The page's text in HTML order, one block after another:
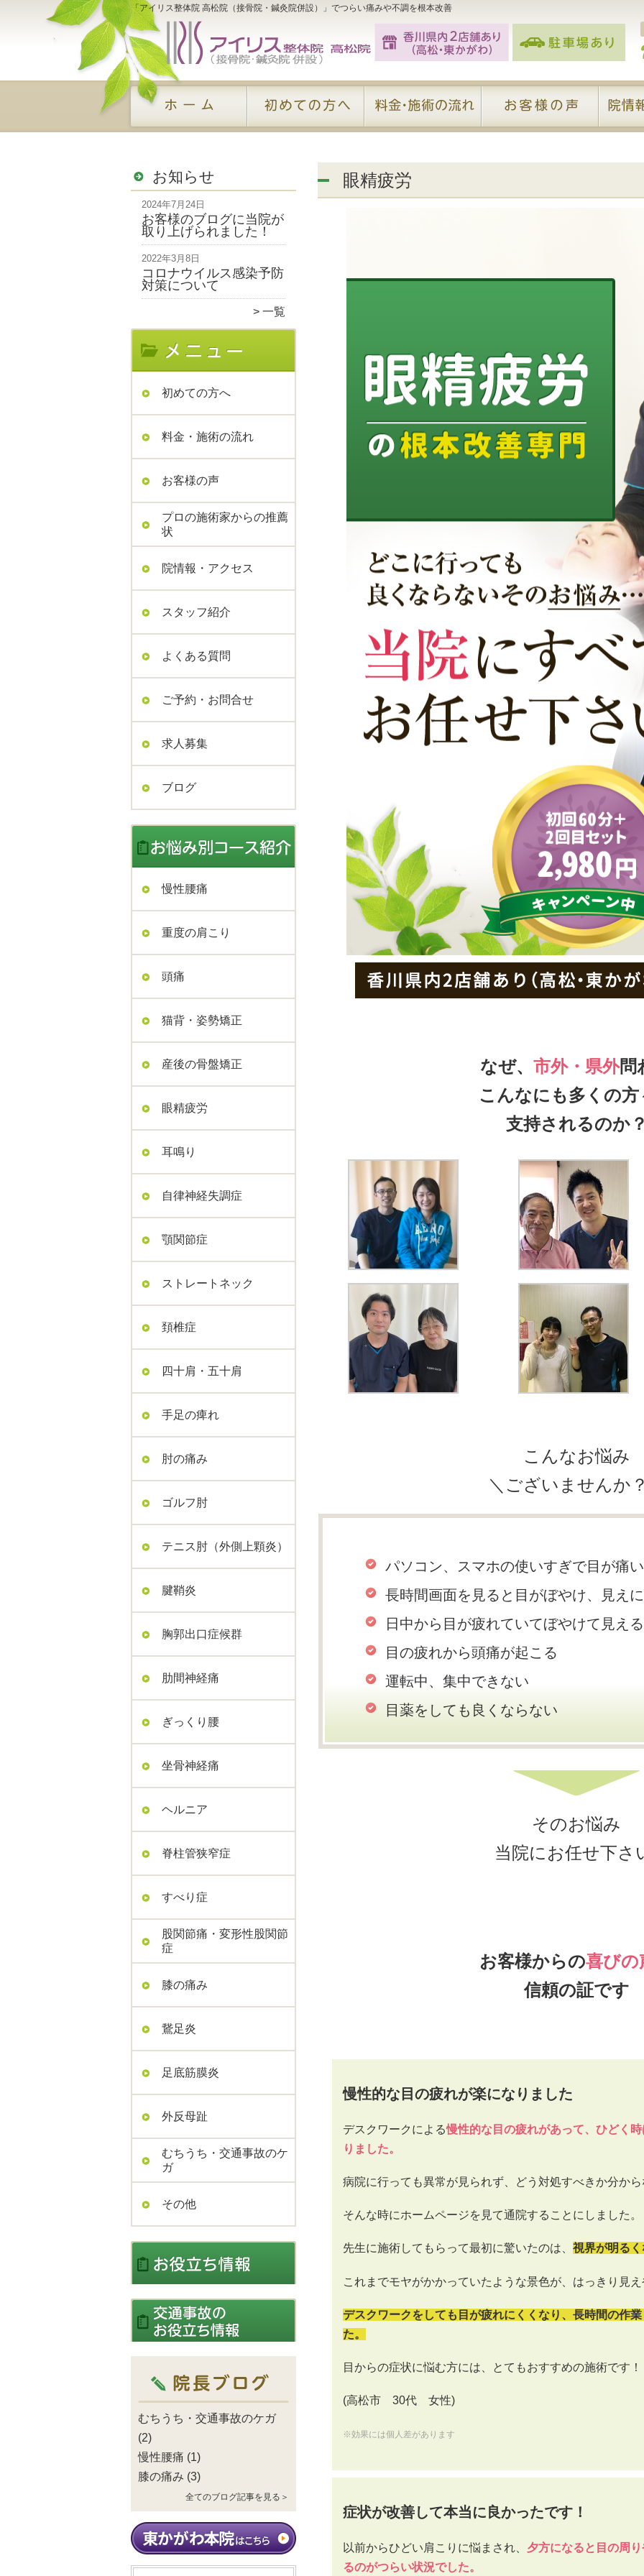
「アイリス整体院 高松院（接骨院・鍼灸院併設）」でつらい痛みや不調を根本改善
お知らせ
2024年7月24日
お客様のブログに当院が
取り上げられました！
2022年3月8日
コロナウイルス感染予防
対策について
一覧
初めての方へ
料金・施術の流れ
お客様の声
プロの施術家からの推薦
状
院情報・アクセス
スタッフ紹介
よくある質問
ご予約・お問合せ
求人募集
ブログ
慢性腰痛
重度の肩こり
頭痛
猫背・姿勢矯正
産後の骨盤矯正
眼精疲労
耳鳴り
自律神経失調症
顎関節症
ストレートネック
頚椎症
四十肩・五十肩
手足の痺れ
肘の痛み
ゴルフ肘
テニス肘（外側上顆炎）
腱鞘炎
胸郭出口症候群
肋間神経痛
ぎっくり腰
坐骨神経痛
ヘルニア
脊柱管狭窄症
すべり症
股関節痛・変形性股関節
症
膝の痛み
鵞足炎
足底筋膜炎
外反母趾
むちうち・交通事故のケ
ガ
その他
むちうち・交通事故のケガ
(2)
慢性腰痛 (1)
膝の痛み (3)
全てのブログ記事を見る＞
眼精疲労
なぜ、 市外・県外問
こんなにも多くの方
支持されるのか
こんなお悩み
＼ございませんか
パソコン、スマホの使いすぎで目が痛い
長時間画面を見ると目がぼやけ、見え
日中から目が疲れていてぼやけて見える
目の疲れから頭痛が起こる
運転中、集中できない
目薬をしても良くならない
そのお悩み
当院にお任せ下さ
お客様からの喜びの
信頼の証です
慢性的な目の疲れが楽になりました
デスクワークによる慢性的な目の疲れがあって、ひどく
りました。
病院に行っても異常が見られず、どう対処すべきか分か
そんな時にホームページを見て通院することにしました。
先生に施術してもらって最初に驚いたのは、 視界が明る
これまでモヤがかかっていたような景色が、はっきり見
デスクワークをしても目が疲れにくくなり、長時間の作
た。
目からの症状に悩む方には、とてもおすすめの施術です！
(高松市 30代 女性)
※効果には個人差があります
症状が改善して本当に良かったです！
以前からひどい肩こりに悩まされ、 夕方になると目の周
るのがつらい状況でした。